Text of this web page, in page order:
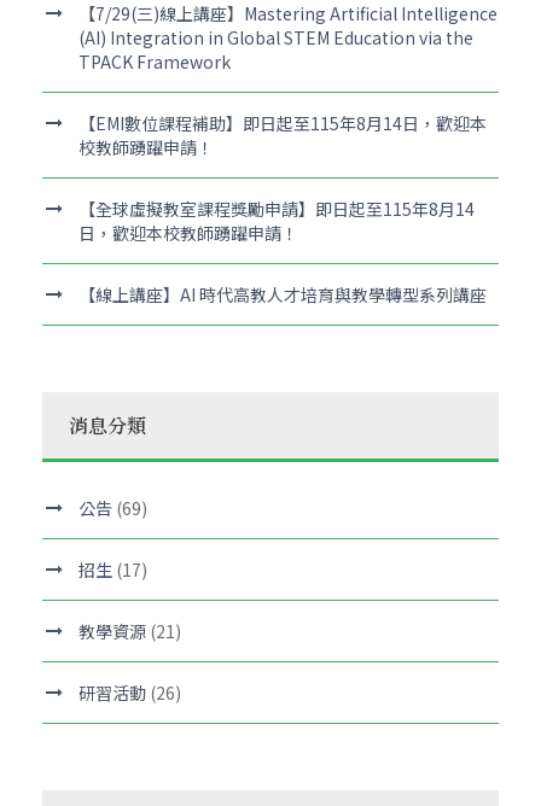
【7/29(三)線上講座】Mastering Artificial Intelligence
(AI) Integration in Global STEM Education via the
TPACK Framework
【EMI數位課程補助】即日起至115年8月14日，歡迎本
校教師踴躍申請！
【全球虛擬教室課程獎勵申請】即日起至115年8月14
日，歡迎本校教師踴躍申請！
【線上講座】AI 時代高教人才培育與教學轉型系列講座
消息分類
公告 (69)
招生 (17)
教學資源 (21)
研習活動 (26)